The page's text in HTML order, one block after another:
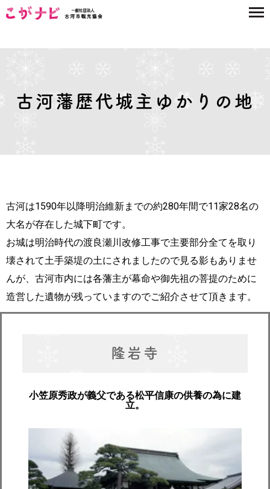
古河藩歴代城主ゆかりの地
古河は1590年以降明治維新までの約280年間で11家28名の
大名が存在した城下町です。
お城は明治時代の渡良瀬川改修工事で主要部分全てを取り
壊されて土手築堤の土にされましたので見る影もありませ
んが、古河市内には各藩主が幕命や御先祖の菩提のために
造営した遺物が残っていますのでご紹介させて頂きます。
隆岩寺
小笠原秀政が義父である松平信康の供養の為に建
立。